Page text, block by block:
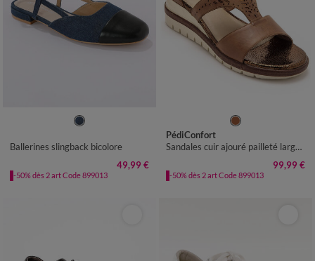
38 39
Ballerines slingback bicolore
49,99 €
-50% dès 2 art Code 899013
38 39
PédiConfort
Sandales cuir ajouré pailleté largeur confort - marron
99,99 €
-50% dès 2 art Code 899013